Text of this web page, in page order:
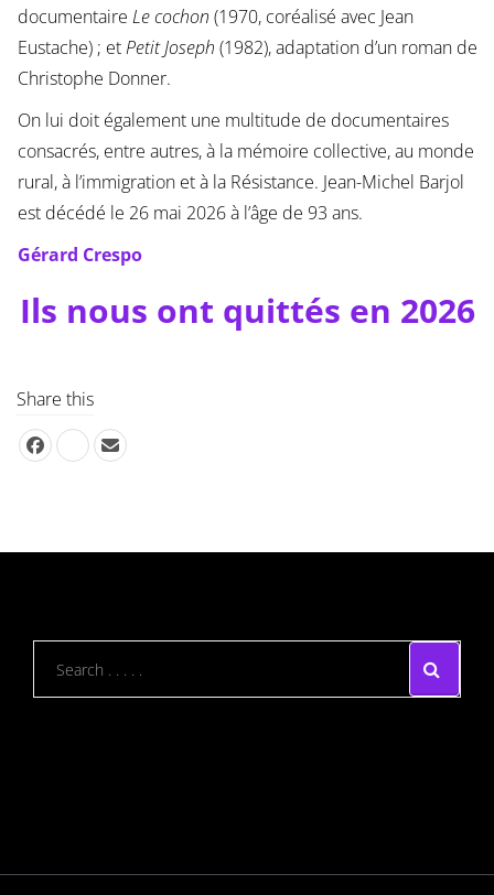
documentaire Le cochon (1970, coréalisé avec Jean
Eustache) ; etPetit Joseph (1982), adaptation d’un roman de
Christophe Donner.
On lui doit également une multitude de documentaires
consacrés, entre autres, à la mémoire collective, au monde
rural, à l’immigration et à la Résistance. Jean-Michel Barjol
est décédé le 26 mai 2026 à l’âge de 93 ans.
Gérard Crespo
Ils nous ont quittés en 2026
Share this